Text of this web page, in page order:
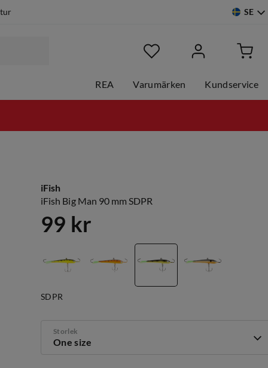
SE
REA Varumärken Kundservice
iFish
iFish Big Man 90 mm SDPR
price
99 kr
SDPR
Storlek
One size